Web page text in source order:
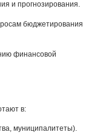
и прогнозирования.
бюджетирования
финансовой
в:
муниципалитеты).